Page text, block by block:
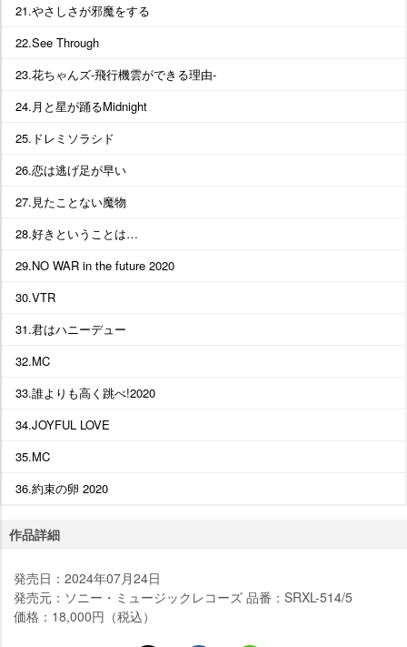
21.やさしさが邪魔をする
22.See Through
23.花ちゃんズ-飛行機雲ができる理由-
24.月と星が踊るMidnight
25.ドレミソラシド
26.恋は逃げ足が早い
27.見たことない魔物
28.好きということは…
29.NO WAR in the future 2020
30.VTR
31.君はハニーデュー
32.MC
33.誰よりも高く跳べ!2020
34.JOYFUL LOVE
35.MC
36.約束の卵 2020
作品詳細
発売日：2024年07月24日
発売元：ソニー・ミュージックレコーズ 品番：SRXL-514/5
価格：18,000円（税込）